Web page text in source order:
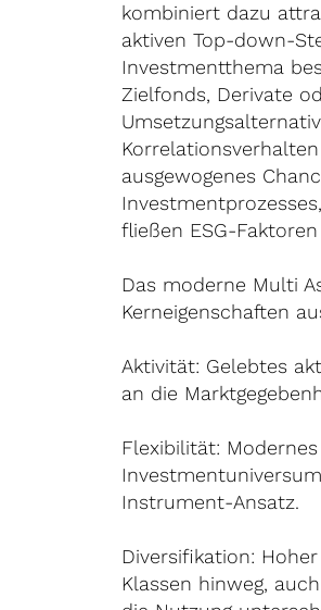
kombiniert dazu
aktiven Top-down-
Investmentthema
Zielfonds, Derivate
ausgewogenes
fließen ESG-Faktoren
Das moderne Multi
Kerneigenschaften
Aktivität: Gelebtes
an die
Flexibilität:
Instrument-Ansatz.
Diversifikation:
Klassen hinweg,